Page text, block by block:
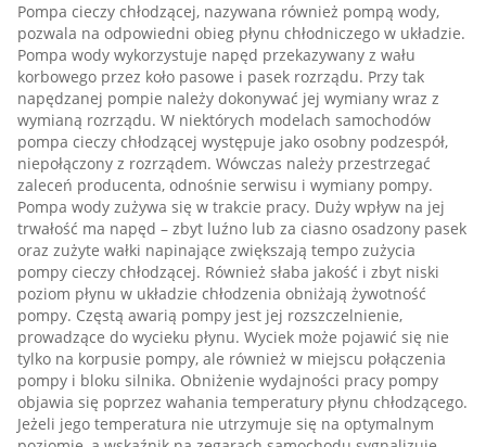
Pompa cieczy chłodzącej, nazywana również pompą wody,
pozwala na odpowiedni obieg płynu chłodniczego w układzie.
Pompa wody wykorzystuje napęd przekazywany z wału
korbowego przez koło pasowe i pasek rozrządu. Przy tak
napędzanej pompie należy dokonywać jej wymiany wraz z
wymianą rozrządu. W niektórych modelach samochodów
pompa cieczy chłodzącej występuje jako osobny podzespół,
niepołączony z rozrządem. Wówczas należy przestrzegać
zaleceń producenta, odnośnie serwisu i wymiany pompy.
Pompa wody zużywa się w trakcie pracy. Duży wpływ na jej
trwałość ma napęd – zbyt luźno lub za ciasno osadzony pasek
oraz zużyte wałki napinające zwiększają tempo zużycia
pompy cieczy chłodzącej. Również słaba jakość i zbyt niski
poziom płynu w układzie chłodzenia obniżają żywotność
pompy. Częstą awarią pompy jest jej rozszczelnienie,
prowadzące do wycieku płynu. Wyciek może pojawić się nie
tylko na korpusie pompy, ale również w miejscu połączenia
pompy i bloku silnika. Obniżenie wydajności pracy pompy
objawia się poprzez wahania temperatury płynu chłodzącego.
Jeżeli jego temperatura nie utrzymuje się na optymalnym